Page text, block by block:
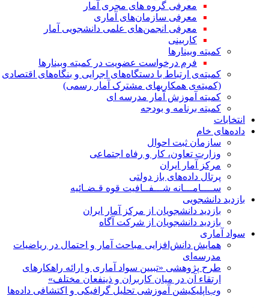
معرفی گروه های مجری آمار
معرفی سازمان‌های آماری
معرفی انجمن‌های علمی دانشجویی آمار
کاربینی
کمیته وبینارها
فرم درخواست عضویت در کمیته وبینارها
کمیته‌ی ارتباط با دستگاه‌های اجرایی و بنگاه‌های اقتصادی
(کمیته‌ی همکاریهای مشترک آمار رسمی)
کمیته آموزش آمار مدرسه ای
کمیته برنامه و بودجه
انتخابات
داده‌های خام
سازمان ثبت احوال
وزارت تعاون، کار و رفاه اجتماعی
مرکز آمار ایران
پرتال داده‌های باز دولتی
ســــامـــانه شـــفــافیت قوه قـضـائیه
بازدید دانشجویی
بازدید دانشجویان از مرکز آمار ایران
بازدید دانشجویان از شرکت آگاه
سواد آماری
همایش دانش‌افزایی مباحث آمار و احتمال در ریاضیات
مدرسه‌ای
طرح پژوهشی «تبیین سواد آماری و ارائه راهکارهای
ارتقاء آن در میان کاربران و ذینفعان مختلف»
وب‌اپلیکیشن آموزشی تحلیل گرافیکی و اکتشافی داده‌ها